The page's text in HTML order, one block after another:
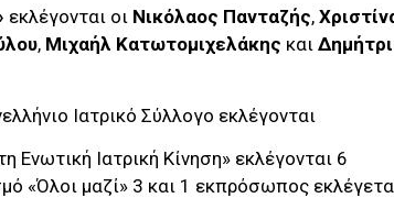
εκλέγονται οι Νικόλαος Πανταζής,
, Μιχαήλ Κατωτομιχελάκης και
Ιατρικό Σύλλογο εκλέγονται
Ιατρική Κίνηση» εκλέγονται 6
«Όλοι μαζί» 3 και 1 εκπρόσωπος